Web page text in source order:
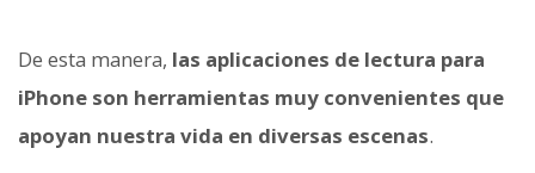
De esta manera, las aplicaciones de lectura para
iPhone son herramientas muy convenientes que
apoyan nuestra vida en diversas escenas.